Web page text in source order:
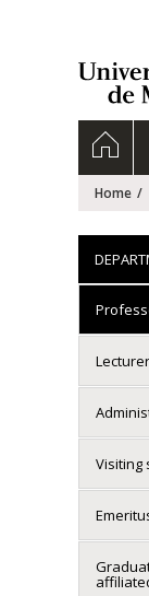
Home
Visiting